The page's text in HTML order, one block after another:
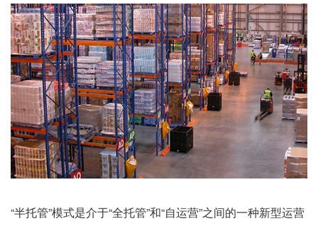
“半托管”模式是介于“全托管”和“自运营”之间的一种新型运营